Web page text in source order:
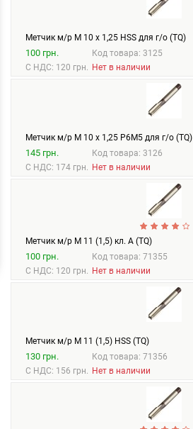
Метчик м/р М 10 х 1,25 HSS для г/о (TQ)
100 грн.
С НДС: 120 грн.
Код товара: 3125
Нет в наличии
Метчик м/р М 10 х 1,25 Р6М5 для г/о (TQ)
145 грн.
С НДС: 174 грн.
Код товара: 3126
Нет в наличии
Метчик м/р М 11 (1,5) кл. А (TQ)
100 грн.
С НДС: 120 грн.
Код товара: 71355
Нет в наличии
Метчик м/р М 11 (1,5) HSS (TQ)
130 грн.
С НДС: 156 грн.
Код товара: 71356
Нет в наличии